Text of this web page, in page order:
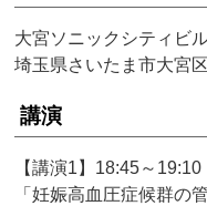
大宮ソニックシティビ
埼玉県さいたま市大宮
講演
【講演1】18:45～
「妊娠高血圧症候群の管